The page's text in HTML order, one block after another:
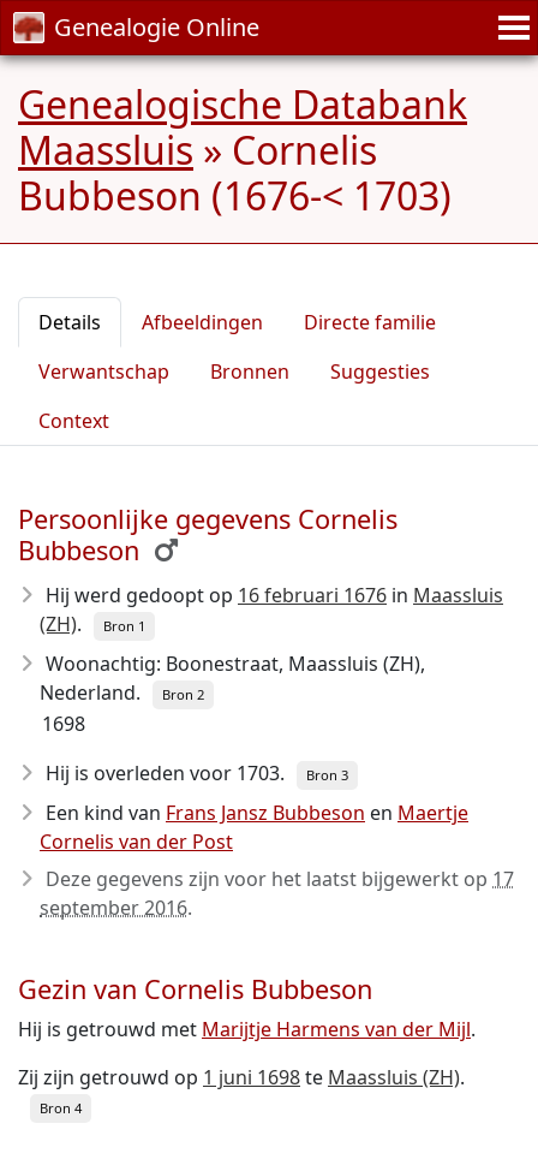
Genealogie Online
Genealogische Databank
Maassluis » Cornelis
Bubbeson (1676-< 1703)
Details Afbeeldingen
Directe familie
Verwantschap
Bronnen
Suggesties
Context
Persoonlijke gegevens Cornelis
Bubbeson
Hij werd gedoopt op 16 februari 1676 in Maassluis
(ZH). Bron 1
Woonachtig: Boonestraat, Maassluis (ZH),
Nederland.
Bron 2
1698
Hij is overleden voor 1703. Bron 3
Een kind van Frans Jansz Bubbeson en Maertje
Cornelis van der Post
Deze gegevens zijn voor het laatst bijgewerkt op 17
september 2016.
Gezin van Cornelis Bubbeson
Hij is getrouwd met Marijtje Harmens van der Mijl.
Zij zijn getrouwd op 1 juni 1698te Maassluis (ZH).
Bron 4